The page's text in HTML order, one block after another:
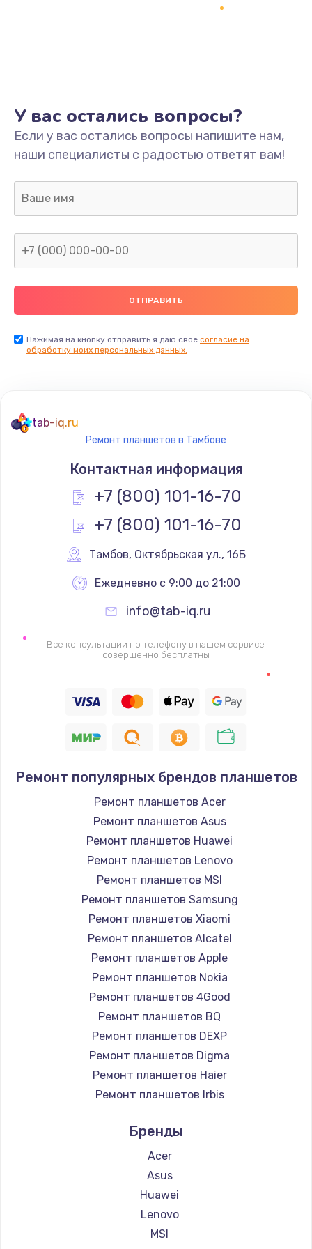
1550 руб.
Заказать
Заказать
Замена звуковой карты
1600 руб.
Заказать
1560 руб.
1800 руб.
Замена тачпада
1660 руб.
Заказать
Замена контроллера питания
Заказать
Настройка Wi-Fi
Заказать
Ремонт петель крышки
Заказать
Замена вебкамеры
1740 руб.
Заказать
Установка драйверов
1225 руб.
Заказать
Замена жесткого диска
1250 руб.
Заказать
Ремонт цепей питания
3000 руб.
Замена видеокарты
2100 руб.
Ремонт разъема питания
1745 руб.
У вас остались вопросы?
Если у вас остались вопросы напишите нам,
наши специалисты с радостью ответят вам!
Нажимая на кнопку отправить я даю свое согласие на
обработку моих персональных данных.
tab-iq.ru
Ремонт планшетов в Тамбове
Контактная информация
+7 (800) 101-16-70
+7 (800) 101-16-70
Тамбов, Октябрьская ул., 16Б
Ежедневно с 9:00 до 21:00
info@tab-iq.ru
Все консультации по телефону в нашем сервисе
совершенно бесплатны
Ремонт популярных брендов планшетов
Ремонт планшетов Acer
Ремонт планшетов Asus
Ремонт планшетов Huawei
Ремонт планшетов Lenovo
Ремонт планшетов MSI
Ремонт планшетов Samsung
Ремонт планшетов Xiaomi
Ремонт планшетов Alcatel
Ремонт планшетов Apple
Ремонт планшетов Nokia
Ремонт планшетов 4Good
Ремонт планшетов BQ
Ремонт планшетов DEXP
Ремонт планшетов Digma
Ремонт планшетов Haier
Ремонт планшетов Irbis
Ремонт планшетов Microsoft
Ремонт планшетов BlackView
Ремонт планшетов Amazon
Ремонт планшетов Aquarius
Ремонт планшетов Philips
Ремонт планшетов Dell
Бренды
Acer
Asus
Huawei
Lenovo
MSI